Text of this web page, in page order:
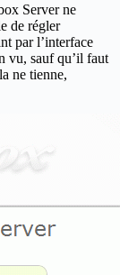
Server ne
de régler
par l’interface
vu, sauf qu’il faut
ne tienne,